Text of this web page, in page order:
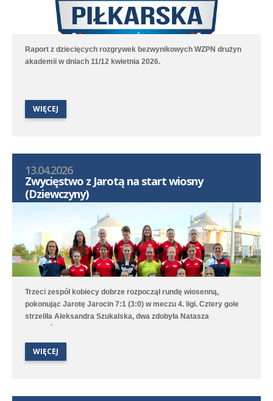
Raport z dziecięcych rozgrywek bezwynikowych WZPN drużyn
akademii w dniach 11/12 kwietnia 2026.
WIĘCEJ
13.04.2026
Zwycięstwo z Jarotą na start wiosny
(Dziewczyny)
Trzeci zespół kobiecy dobrze rozpoczął rundę wiosenną,
pokonując Jarotę Jarocin 7:1 (3:0) w meczu 4. ligi. Cztery gole
strzeliła Aleksandra Szukalska, dwa zdobyła Natasza
Szymańska, a wynik ustaliła Alicja Doros. Trampkarki przegrały
2:6 z Avią II Kamionki.
WIĘCEJ